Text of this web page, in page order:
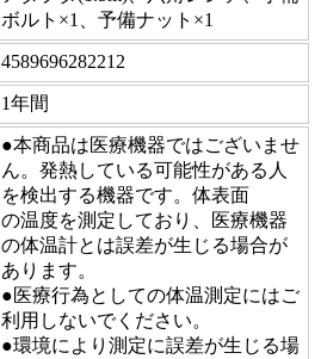
ボルト×1、予備ナット×1
4589696282212
1年間
●本商品は医療機器ではございませ
ん。発熱している可能性がある人
を検出する機器です。体表面
の温度を測定しており、医療機器
の体温計とは誤差が生じる場合が
あります。
●医療行為としての体温測定にはご
利用しないでください。
●環境により測定に誤差が生じる場